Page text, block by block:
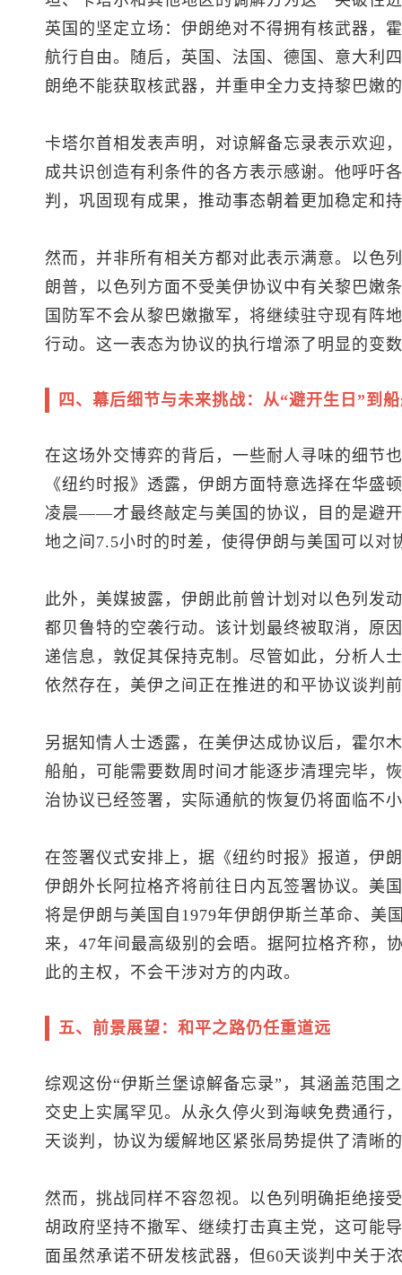
英国的坚定立场：伊朗绝对不得拥有核武器，
航行自由。随后，英国、法国、德国、意大利
朗绝不能获取核武器，并重申全力支持黎巴嫩
卡塔尔首相发表声明，对谅解备忘录表示欢迎
成共识创造有利条件的各方表示感谢。他呼吁
判，巩固现有成果，推动事态朝着更加稳定和
然而，并非所有相关方都对此表示满意。以色
朗普，以色列方面不受美伊协议中有关黎巴嫩
国防军不会从黎巴嫩撤军，将继续驻守现有阵
行动。这一表态为协议的执行增添了明显的变
四、幕后细节与未来挑战：从“避开生日”到
在这场外交博弈的背后，一些耐人寻味的细节
《纽约时报》透露，伊朗方面特意选择在华
凌晨——才最终敲定与美国的协议，目的是避
地之间7.5小时的时差，使得伊朗与美国可以
此外，美媒披露，伊朗此前曾计划对以色列发
都贝鲁特的空袭行动。该计划最终被取消，原
递信息，敦促其保持克制。尽管如此，分析人
依然存在，美伊之间正在推进的和平协议谈判
另据知情人士透露，在美伊达成协议后，霍尔
船舶，可能需要数周时间才能逐步清理完毕，
治协议已经签署，实际通航的恢复仍将面临不
在签署仪式安排上，据《纽约时报》报道，伊
伊朗外长阿拉格齐将前往日内瓦签署协议。美
将是伊朗与美国自1979年伊朗伊斯兰革命、美
来，47年间最高级别的会晤。据阿拉格齐称，
此的主权，不会干涉对方的内政。
五、前景展望：和平之路仍任重道远
综观这份“伊斯兰堡谅解备忘录”，其涵盖范围
交史上实属罕见。从永久停火到海峡免费通行
天谈判，协议为缓解地区紧张局势提供了清晰
然而，挑战同样不容忽视。以色列明确拒绝接
胡政府坚持不撤军、继续打击真主党，这可能
面虽然承诺不研发核武器，但60天谈判中关于